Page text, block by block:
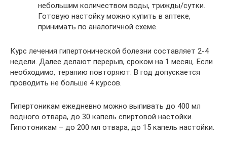
небольшим количеством воды, трижды/сутки.
Готовую настойку можно купить в аптеке,
принимать по аналогичной схеме.
Курс лечения гипертонической болезни составляет 2-4
недели. Далее делают перерыв, сроком на 1 месяц. Если
необходимо, терапию повторяют. В год допускается
проводить не больше 4 курсов.
Гипертоникам ежедневно можно выпивать до 400 мл
водного отвара, до 30 капель спиртовой настойки.
Гипотоникам – до 200 мл отвара, до 15 капель настойки.